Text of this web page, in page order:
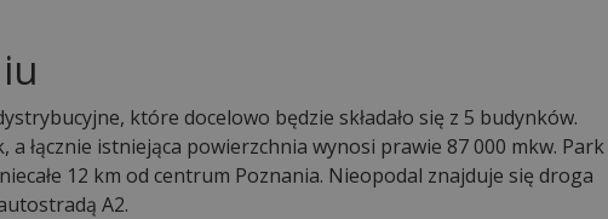
które docelowo będzie składało się z 5 budynków.
łącznie istniejąca powierzchnia wynosi prawie 87 000 mkw. Park
12 km od centrum Poznania. Nieopodal znajduje się droga
A2.